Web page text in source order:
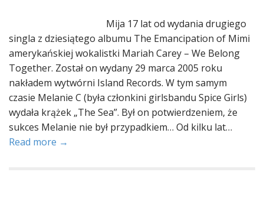
Mija 17 lat od wydania drugiego
singla z dziesiątego albumu The Emancipation of Mimi
amerykańskiej wokalistki Mariah Carey – We Belong
Together. Został on wydany 29 marca 2005 roku
nakładem wytwórni Island Records. W tym samym
czasie Melanie C (była członkini girlsbandu Spice Girls)
wydała krążek „The Sea”. Był on potwierdzeniem, że
sukces Melanie nie był przypadkiem… Od kilku lat…
Read more →